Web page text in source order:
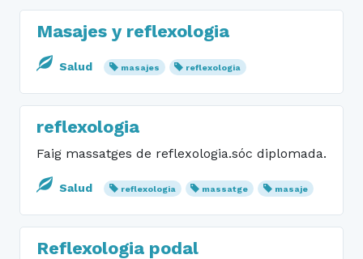
Masajes y reflexologia
Salud masajes reflexologia
reflexologia
Faig massatges de reflexologia.sóc diplomada.
Salud reflexologia massatge masaje
Reflexologia podal